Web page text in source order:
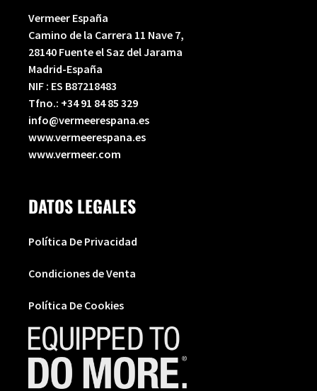
Vermeer España
Camino de la Carrera 11 Nave 7,
28140 Fuente el Saz del Jarama
Madrid-España
NIF : ES B87218483
Tfno.: +34 91 84 85 329
info@vermeerespana.es
www.vermeerespana.es
www.vermeer.com
DATOS LEGALES
Política De Privacidad
Condiciones de Venta
Política De Cookies